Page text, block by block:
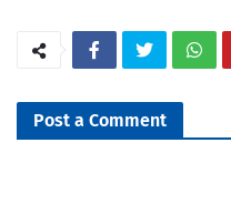
Post a Comment